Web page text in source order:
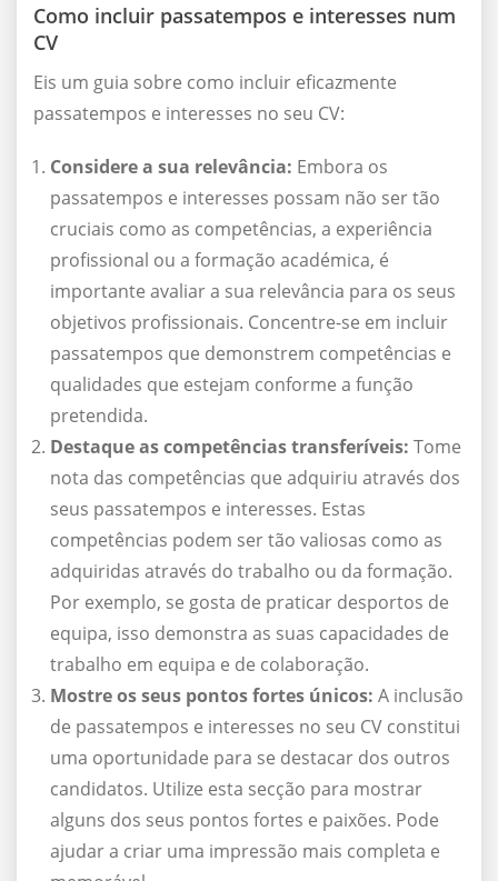
Como incluir passatempos e interesses num
CV
Eis um guia sobre como incluir eficazmente
passatempos e interesses no seu CV:
Considere a sua relevância: Embora os
passatempos e interesses possam não ser tão
cruciais como as competências, a experiência
profissional ou a formação académica, é
importante avaliar a sua relevância para os seus
objetivos profissionais. Concentre-se em incluir
passatempos que demonstrem competências e
qualidades que estejam conforme a função
pretendida.
Destaque as competências transferíveis: Tome
nota das competências que adquiriu através dos
seus passatempos e interesses. Estas
competências podem ser tão valiosas como as
adquiridas através do trabalho ou da formação.
Por exemplo, se gosta de praticar desportos de
equipa, isso demonstra as suas capacidades de
trabalho em equipa e de colaboração.
Mostre os seus pontos fortes únicos: A inclusão
de passatempos e interesses no seu CV constitui
uma oportunidade para se destacar dos outros
candidatos. Utilize esta secção para mostrar
alguns dos seus pontos fortes e paixões. Pode
ajudar a criar uma impressão mais completa e